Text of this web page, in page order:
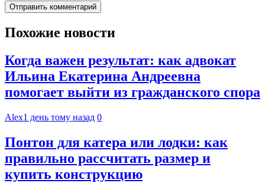
Похожие новости
Когда важен результат: как адвокат
Ильина Екатерина Андреевна
помогает выйти из гражданского спора
Alex1 день тому назад 0
Понтон для катера или лодки: как
правильно рассчитать размер и
купить конструкцию